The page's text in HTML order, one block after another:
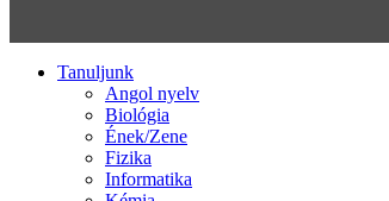
Tanuljunk
Angol nyelv
Biológia
Ének/Zene
Fizika
Informatika